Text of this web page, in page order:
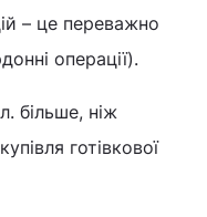
– це переважно
операції).
більше, ніж
готівкової